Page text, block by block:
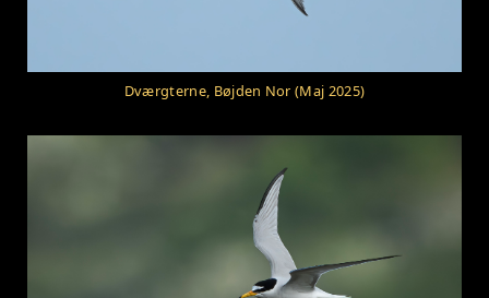
Dværgterne, Bøjden Nor (Maj 2025)